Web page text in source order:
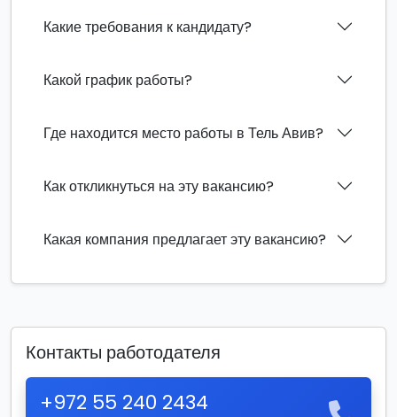
Какие требования к кандидату?
Какой график работы?
Где находится место работы в Тель Авив?
Как откликнуться на эту вакансию?
Какая компания предлагает эту вакансию?
Контакты работодателя
+972 55 240 2434